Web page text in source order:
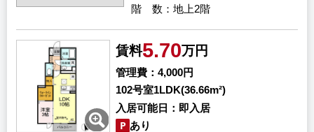
階 数 地上2階
賃料5.70万円
管理費
4,000円
102号室1LDK(36.66m²)
入居可能日
即入居
あり